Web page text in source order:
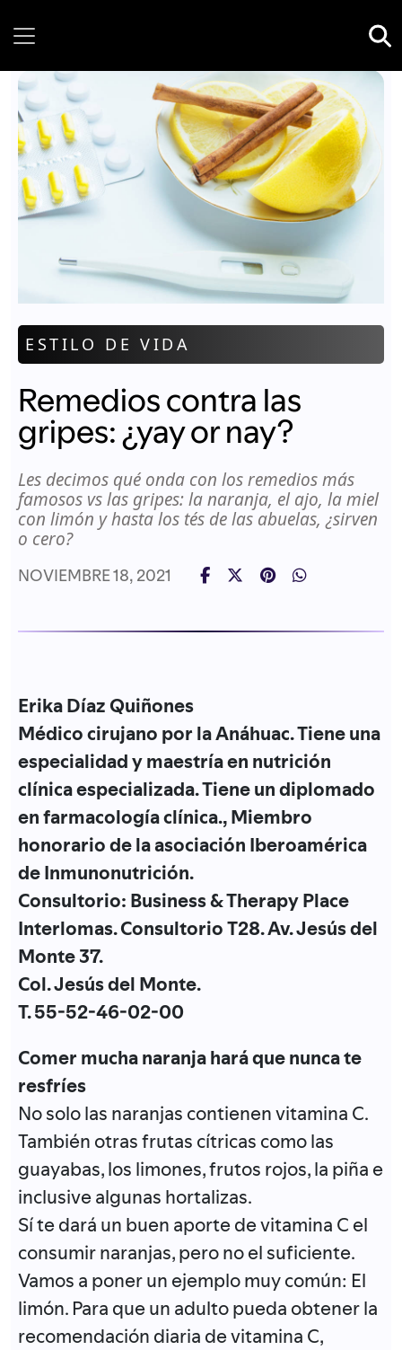
ESTILO DE VIDA
Remedios contra las
gripes: ¿yay or nay?
Les decimos qué onda con los remedios más
famosos vs las gripes: la naranja, el ajo, la miel
con limón y hasta los tés de las abuelas, ¿sirven
o cero?
NOVIEMBRE 18, 2021
Erika Díaz Quiñones
Médico cirujano por la Anáhuac. Tiene una
especialidad y maestría en nutrición
clínica especializada. Tiene un diplomado
en farmacología clínica., Miembro
honorario de la asociación Iberoamérica
de Inmunonutrición.
Consultorio: Business & Therapy Place
Interlomas. Consultorio T28. Av. Jesús del
Monte 37.
Col. Jesús del Monte.
T. 55-52-46-02-00
Comer mucha naranja hará que nunca te
resfríes
No solo las naranjas contienen vitamina C.
También otras frutas cítricas como las
guayabas, los limones, frutos rojos, la piña e
inclusive algunas hortalizas.
Sí te dará un buen aporte de vitamina C el
consumir naranjas, pero no el suficiente.
Vamos a poner un ejemplo muy común: El
limón. Para que un adulto pueda obtener la
recomendación diaria de vitamina C,